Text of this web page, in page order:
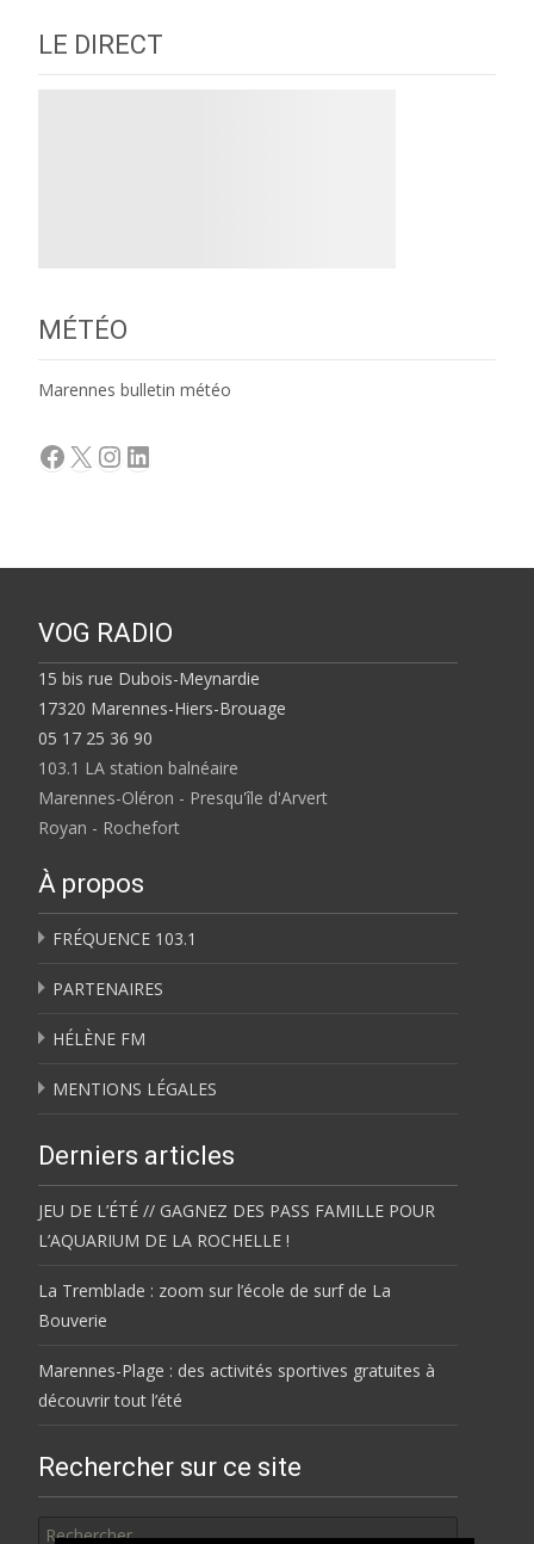
LE DIRECT
MÉTÉO
Marennes bulletin météo
Facebook
X Instagram
LinkedIn
VOG RADIO
15 bis rue Dubois-Meynardie
17320 Marennes-Hiers-Brouage
05 17 25 36 90
103.1 LA station balnéaire
Marennes-Oléron - Presqu'île d'Arvert
Royan - Rochefort
À propos
FRÉQUENCE 103.1
PARTENAIRES
HÉLÈNE FM
MENTIONS LÉGALES
Derniers articles
JEU DE L’ÉTÉ // GAGNEZ DES PASS FAMILLE POUR
L’AQUARIUM DE LA ROCHELLE !
La Tremblade : zoom sur l’école de surf de La
Bouverie
Marennes-Plage : des activités sportives gratuites à
découvrir tout l’été
Rechercher sur ce site